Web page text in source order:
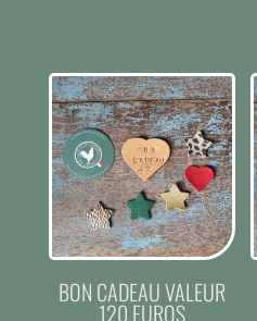
BON CADEAU VALEUR
120 EUROS